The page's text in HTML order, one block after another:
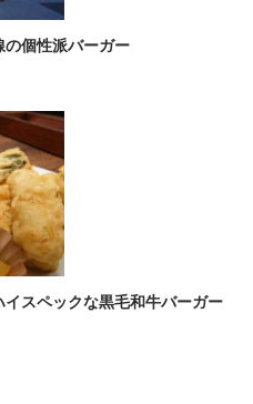
の個性派バーガー
イスペックな黒毛和牛バーガー